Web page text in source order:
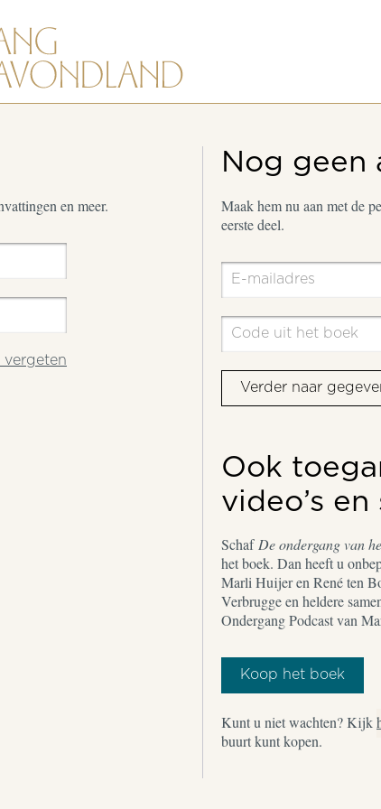
en meer.
Nog geen
Maak hem nu aan met de
eerste deel.
Verder naar
Ook
video’s
Schaf De ondergang van
het boek. Dan heeft u
Marli Huijer en René ten
Verbrugge en heldere
Ondergang Podcast van
Koop het boek
Kunt u niet wachten? Kijk
buurt kunt kopen.